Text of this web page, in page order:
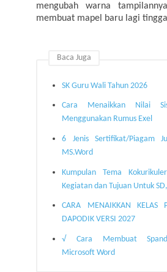
mengubah warna
membuat mapel baru lagi
Baca Juga
SK Guru Wali Tahun 2026
Cara Menaikkan Nilai
Menggunakan Rumus Exel
6 Jenis Sertifikat/Piagam
MS.Word
Kumpulan Tema
Kegiatan dan Tujuan Untuk
CARA MENAIKKAN KELAS
DAPODIK VERSI 2027
√ Cara Membuat
Microsoft Word